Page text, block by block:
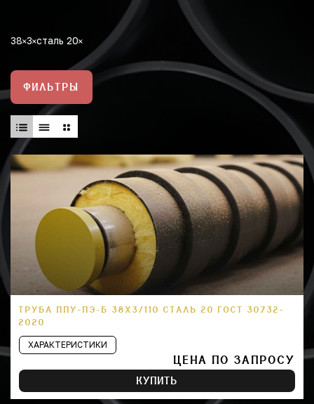
38 3 сталь 20
ФИЛЬТРЫ
ТРУБА ППУ-ПЭ-Б 38Х3/110 СТАЛЬ 20 ГОСТ 30732-
2020
ХАРАКТЕРИСТИКИ
ЦЕНА ПО ЗАПРОСУ
КУПИТЬ